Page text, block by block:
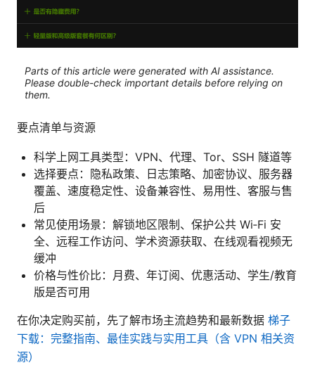
Parts of this article were generated with AI assistance.
Please double-check important details before relying on
them.
要点清单与资源
科学上网工具类型：VPN、代理、Tor、SSH 隧道等
选择要点：隐私政策、日志策略、加密协议、服务器
覆盖、速度稳定性、设备兼容性、易用性、客服与售
后
常见使用场景：解锁地区限制、保护公共 Wi‑Fi 安
全、远程工作访问、学术资源获取、在线观看视频无
缓冲
价格与性价比：月费、年订阅、优惠活动、学生/教育
版是否可用
在你决定购买前，先了解市场主流趋势和最新数据 梯子
下载：完整指南、最佳实践与实用工具（含 VPN 相关资
源）